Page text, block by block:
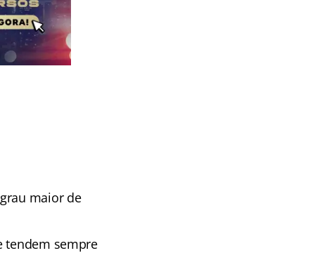
maior de
tendem sempre